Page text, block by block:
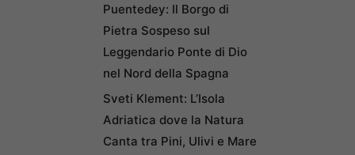
Puentedey: Il Borgo di
Pietra Sospeso sul
Leggendario Ponte di Dio
nel Nord della Spagna
Sveti Klement: L’Isola
Adriatica dove la Natura
Canta tra Pini, Ulivi e Mare